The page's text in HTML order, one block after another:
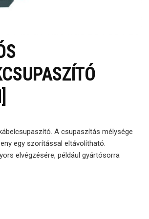
A csupaszítás mélysége
egy szorítással eltávolítható.
elvégzésére, például gyártósorra